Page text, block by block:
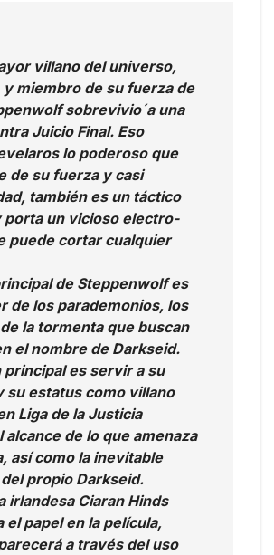
villano del universo,
y miembro de su fuerza de
sobrevivio´a una
Juicio Final. Eso
lo poderoso que
de su fuerza y casi
también es un táctico
porta un vicioso electro-
puede cortar cualquier
de Steppenwolf es
de los parademonios, los
la tormenta que buscan
el nombre de Darkseid.
principal es servir a su
su estatus como villano
Liga de la Justicia
alcance de lo que amenaza
así como la inevitable
propio Darkseid.
irlandesa Ciaran Hinds
el papel en la película,
a través del uso